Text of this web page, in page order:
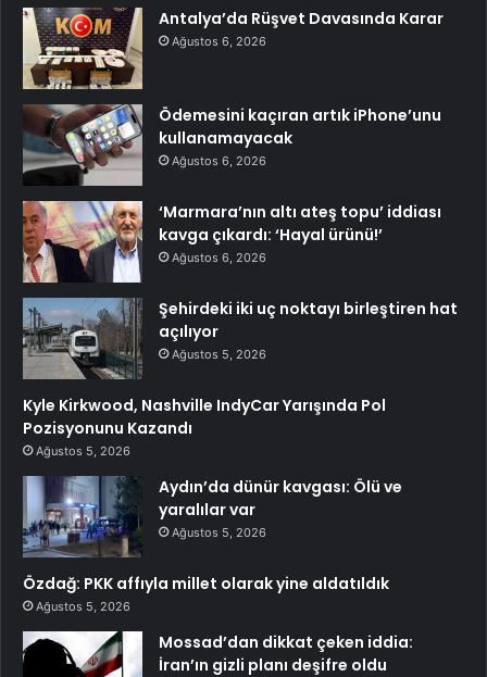
Antalya’da Rüşvet Davasında Karar
Ağustos 6, 2026
Ödemesini kaçıran artık iPhone’unu
kullanamayacak
Ağustos 6, 2026
‘Marmara’nın altı ateş topu’ iddiası
kavga çıkardı: ‘Hayal ürünü!’
Ağustos 6, 2026
Şehirdeki iki uç noktayı birleştiren hat
açılıyor
Ağustos 5, 2026
Kyle Kirkwood, Nashville IndyCar Yarışında Pol
Pozisyonunu Kazandı
Ağustos 5, 2026
Aydın’da dünür kavgası: Ölü ve
yaralılar var
Ağustos 5, 2026
Özdağ: PKK affıyla millet olarak yine aldatıldık
Ağustos 5, 2026
Mossad’dan dikkat çeken iddia:
İran’ın gizli planı deşifre oldu